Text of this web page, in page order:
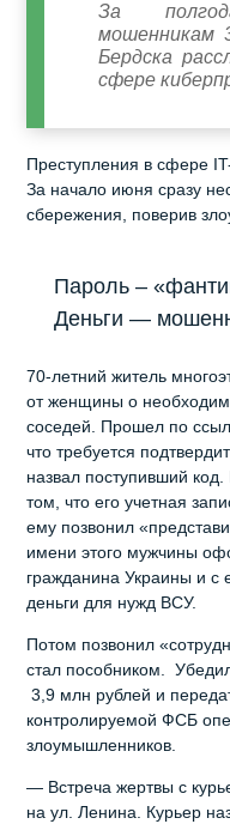
За
мошенникам
Бердска
сфере
Преступления в сфере
За начало июня сразу
сбережения, поверив
Пароль –
Деньги —
70-летний житель
от женщины о
соседей. Прошел по
что требуется
назвал поступивший
том, что его учетная
ему позвонил
имени этого мужчины
гражданина Украины и с
деньги для нужд ВСУ.
Потом позвонил
стал пособником.
3,9 млн рублей и
контролируемой ФСБ
злоумышленников.
— Встреча жертвы с
на ул. Ленина. Курьер